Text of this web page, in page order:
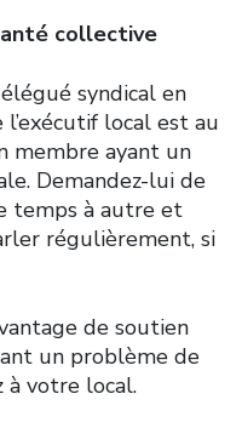
collective
syndical en
local est au
membre ayant un
Demandez-lui de
temps à autre et
régulièrement, si
de soutien
un problème de
à votre local.